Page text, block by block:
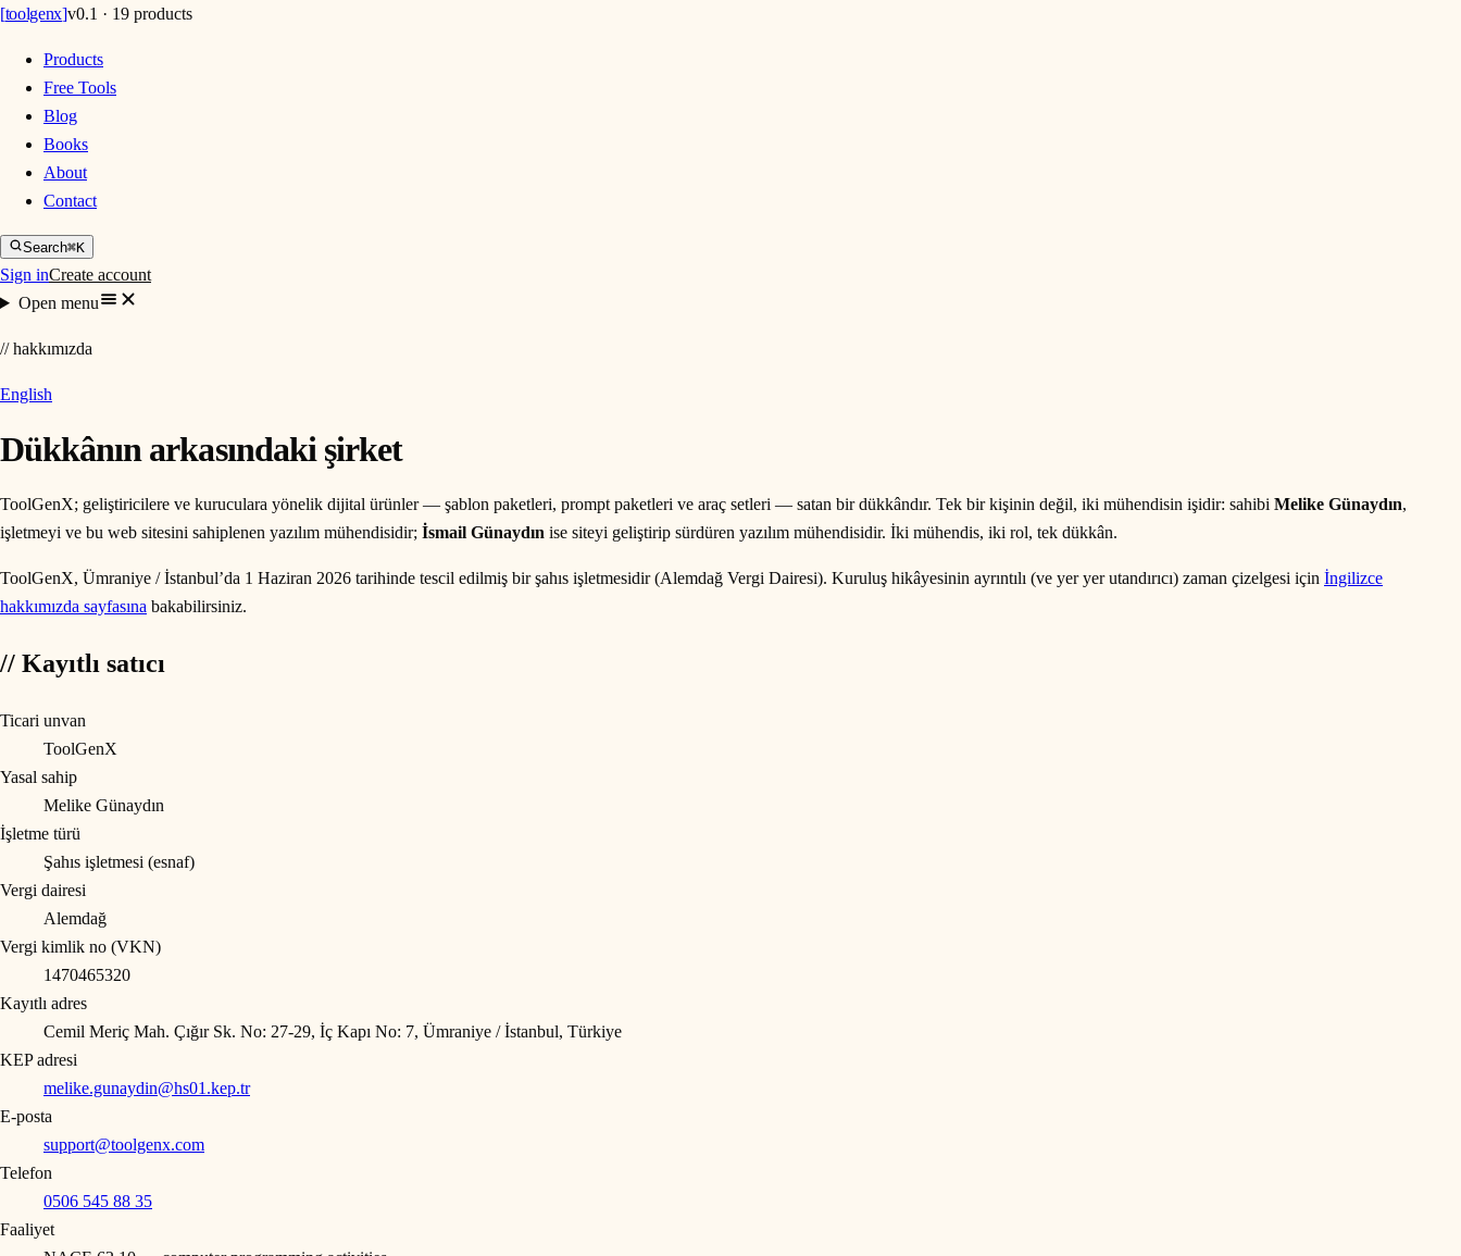
[toolgenx]v0.1 · 19 products
Products
Free Tools
Blog
Books
About
Contact
Search⌘K
Sign inCreate account
Open menu
// hakkımızda
English
Dükkânın arkasındaki şirket
ToolGenX; geliştiricilere ve kuruculara yönelik dijital ürünler — şablon paketleri, prompt paketleri ve araç setleri — satan bir dükkândır. Tek bir kişinin değil, iki mühendisin işidir: sahibi Melike Günaydın,
işletmeyi ve bu web sitesini sahiplenen yazılım mühendisidir; İsmail Günaydın ise siteyi geliştirip sürdüren yazılım mühendisidir. İki mühendis, iki rol, tek dükkân.
ToolGenX, Ümraniye / İstanbul’da 1 Haziran 2026 tarihinde tescil edilmiş bir şahıs işletmesidir (Alemdağ Vergi Dairesi). Kuruluş hikâyesinin ayrıntılı (ve yer yer utandırıcı) zaman çizelgesi için İngilizce
hakkımızda sayfasına bakabilirsiniz.
// Kayıtlı satıcı
Ticari unvan
ToolGenX
Yasal sahip
Melike Günaydın
İşletme türü
Şahıs işletmesi (esnaf)
Vergi dairesi
Alemdağ
Vergi kimlik no (VKN)
1470465320
Kayıtlı adres
Cemil Meriç Mah. Çığır Sk. No: 27-29, İç Kapı No: 7, Ümraniye / İstanbul, Türkiye
KEP adresi
melike.gunaydin@hs01.kep.tr
E-posta
support@toolgenx.com
Telefon
0506 545 88 35
Faaliyet